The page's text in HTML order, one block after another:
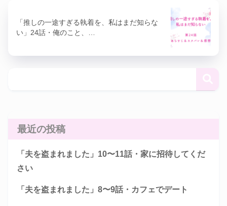
「推しの一途すぎる執着を、私はまだ知らな
い」24話・俺のこと、…
最近の投稿
「夫を盗まれました」10〜11話・家に招待してくだ
さい
「夫を盗まれました」8〜9話・カフェでデート